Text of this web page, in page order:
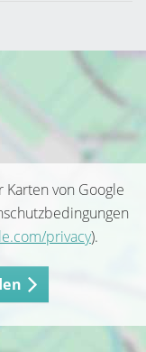
von Google
privacy).